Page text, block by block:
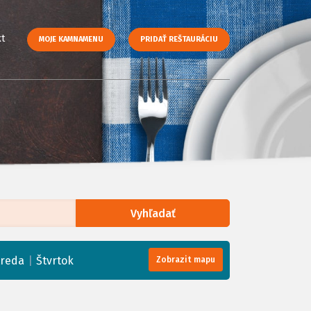
MOJE KAMNAMENU PRIDAŤ REŠTAURÁCIU
Vyhľadať
Štvrtok Zobrazit mapu